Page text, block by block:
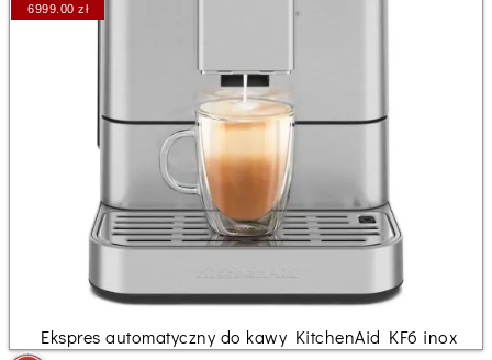
6999.00 zł
Ekspres automatyczny do kawy KitchenAid KF6 inox